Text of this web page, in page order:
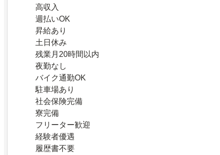
高収入
週払いOK
昇給あり
土日休み
残業月20時間以内
夜勤なし
バイク通勤OK
駐車場あり
社会保険完備
寮完備
フリーター歓迎
経験者優遇
履歴書不要